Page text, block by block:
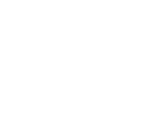
à l’édifice !